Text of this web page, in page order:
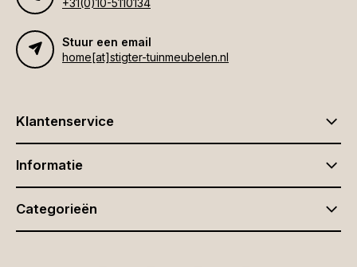
+31(0)10-5110134
Stuur een email
home[at]stigter-tuinmeubelen.nl
Klantenservice
Informatie
Categorieën